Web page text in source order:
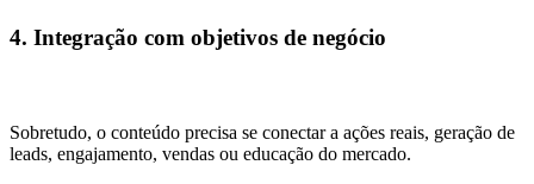
4. Integração com objetivos de negócio
Sobretudo, o conteúdo precisa se conectar a ações reais, geração de
leads, engajamento, vendas ou educação do mercado.